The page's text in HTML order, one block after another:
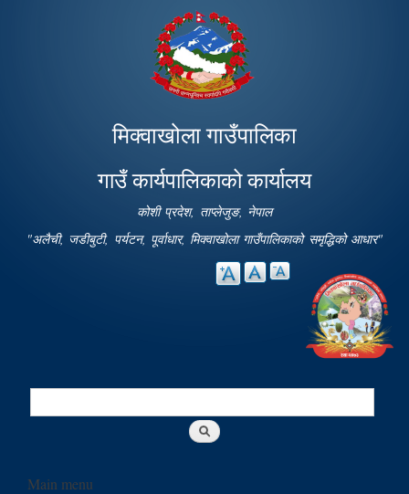
main
content
मिक्वाखोला गाउँपालिका
गाउँ कार्यपालिकाको कार्यालय
कोशी प्रदेश, ताप्लेजुङ, नेपाल
"अलैची, जडीबुटी, पर्यटन, पूर्वाधार, मिक्वाखोला गाउँपालिकाको समृद्धिको आधार"
Search
Main menu